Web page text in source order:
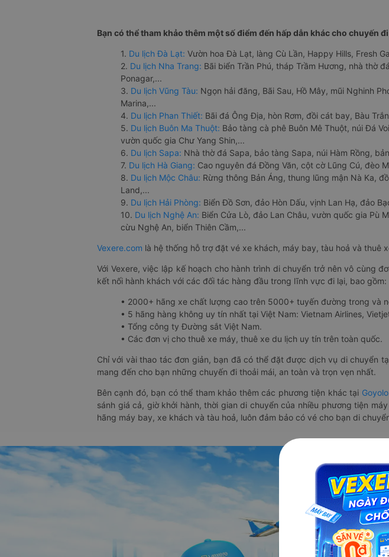
Bạn có thể tham khảo thêm một số điểm đến hấp dẫn khác cho chuyến
1. Du lịch Đà Lạt: Vườn hoa Đà Lạt, làng Cù Lần, Happy Hills, Fresh
2. Du lịch Nha Trang: Bãi biển Trần Phú, tháp Trầm Hương, nhà thờ
Ponagar,...
3. Du lịch Vũng Tàu: Ngọn hải đăng, Bãi Sau, Hồ Mây, mũi Nghinh
Marina,...
4. Du lịch Phan Thiết: Bãi đá Ông Địa, hòn Rơm, đồi cát bay, Bàu
5. Du lịch Buôn Ma Thuột: Bảo tàng cà phê Buôn Mê Thuột, núi Đá
vườn quốc gia Chư Yang Shin,...
6. Du lịch Sapa: Nhà thờ đá Sapa, bảo tàng Sapa, núi Hàm Rồng,
7. Du lịch Hà Giang: Cao nguyên đá Đồng Văn, cột cờ Lũng Cú, đèo
8. Du lịch Mộc Châu: Rừng thông Bản Áng, thung lũng mận Nà Ka,
Land,...
9. Du lịch Hải Phòng: Biển Đồ Sơn, đảo Hòn Dấu, vịnh Lan Hạ, đảo
10. Du lịch Nghệ An: Biển Cửa Lò, đảo Lan Châu, vườn quốc gia Pù
cừu Nghệ An, biển Thiên Cầm,...
Vexere.com là hệ thống hỗ trợ đặt vé xe khách, máy bay, tàu hoả và thuê
Với Vexere, việc lập kế hoạch cho hành trình di chuyển trở nên vô cùng
kết nối hành khách với các đối tác hàng đầu trong lĩnh vực đi lại, bao gồm:
• 2000+ hãng xe chất lượng cao trên 5000+ tuyến đường trong và
• 5 hãng hàng không uy tín nhất tại Việt Nam: Vietnam Airlines,
• Tổng công ty Đường sắt Việt Nam.
• Các đơn vị cho thuê xe máy, thuê xe du lịch uy tín trên toàn quốc.
Chỉ với vài thao tác đơn giản, bạn đã có thể đặt được dịch vụ di chuyển
mang đến cho bạn những chuyến đi thoải mái, an toàn và trọn vẹn nhất.
Bên cạnh đó, bạn có thể tham khảo thêm các phương tiện khác tại
sánh giá cả, giờ khởi hành, thời gian di chuyển của nhiều phương tiện
hãng máy bay, xe khách và tàu hoả, luôn đảm bảo có vé cho bạn di